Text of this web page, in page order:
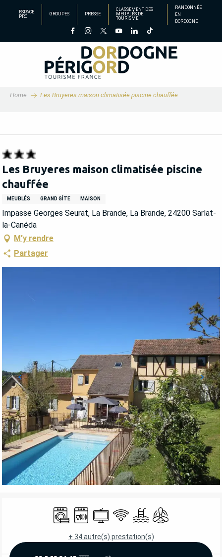
principal
ESPACE
PRO
GROUPES PRESSE
CLASSEMENT DES
MEUBLÉS DE
TOURISME
RANDONNÉE
EN
DORDOGNE
Home Les Bruyeres maison climatisée piscine chauffée
Les Bruyeres maison climatisée piscine
chauffée
MEUBLÉS GRAND GÎTE MAISON
Impasse Georges Seurat, La Brande, La Brande, 24200 Sarlat-
la-Canéda
M'y rendre
Partager
OUVERTURE ET COORDONNÉES
Lave lingeLave vaisselle
Télévision
WiFi PiscineAir conditionné
+ 34 autre(s) prestation(s)